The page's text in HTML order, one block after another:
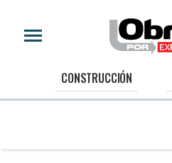
CONSTRUCCIÓN